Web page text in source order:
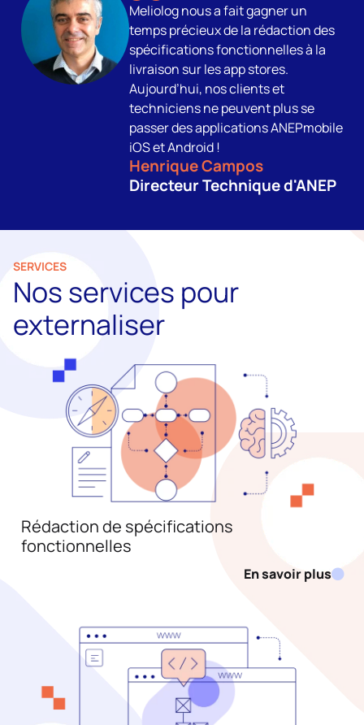
Meliolog nous a fait gagner un
temps précieux de la rédaction des
spécifications fonctionnelles à la
livraison sur les app stores.
Aujourd’hui, nos clients et
techniciens ne peuvent plus se
passer des applications ANEPmobile
iOS et Android !
Henrique Campos
Directeur Technique d'ANEP
SERVICES
Nos services pour
externaliser
Rédaction de spécifications
fonctionnelles
En savoir plus